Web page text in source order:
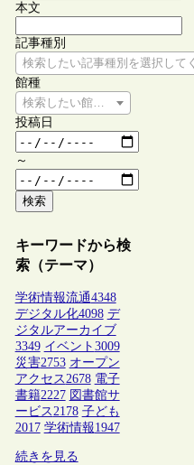
本文
記事種別
検索したい記事種別を選択して
館種
検索したい館種を選択してくださ
投稿日
～
検索
キーワードから検
索（テーマ）
学術情報流通4348
デジタル化4098 デ
ジタルアーカイブ
3349 イベント 3009
災害2753 オープン
アクセス2678 電子
書籍2227 図書館サ
ービス2178 子ども
2017 学術情報1947
続きを見る